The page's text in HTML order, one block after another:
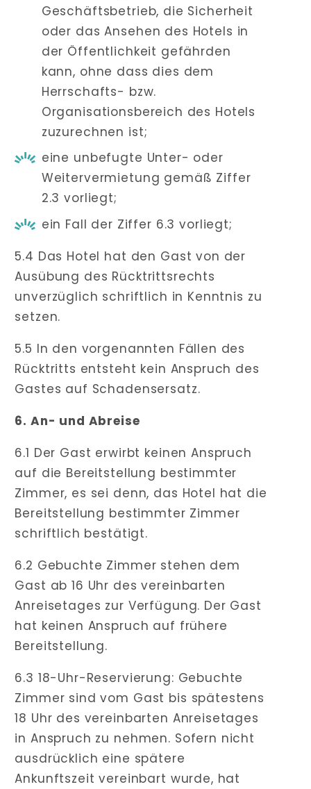
Geschäftsbetrieb, die Sicherheit
oder das Ansehen des Hotels in
der Öffentlichkeit gefährden
kann, ohne dass dies dem
Herrschafts- bzw.
Organisationsbereich des Hotels
zuzurechnen ist;
eine unbefugte Unter- oder
Weitervermietung gemäß Ziffer
2.3 vorliegt;
ein Fall der Ziffer 6.3 vorliegt;
5.4 Das Hotel hat den Gast von der
Ausübung des Rücktrittsrechts
unverzüglich schriftlich in Kenntnis zu
setzen.
5.5 In den vorgenannten Fällen des
Rücktritts entsteht kein Anspruch des
Gastes auf Schadensersatz.
6. An- und Abreise
6.1 Der Gast erwirbt keinen Anspruch
auf die Bereitstellung bestimmter
Zimmer, es sei denn, das Hotel hat die
Bereitstellung bestimmter Zimmer
schriftlich bestätigt.
6.2 Gebuchte Zimmer stehen dem
Gast ab 16 Uhr des vereinbarten
Anreisetages zur Verfügung. Der Gast
hat keinen Anspruch auf frühere
Bereitstellung.
6.3 18-Uhr-Reservierung: Gebuchte
Zimmer sind vom Gast bis spätestens
18 Uhr des vereinbarten Anreisetages
in Anspruch zu nehmen. Sofern nicht
ausdrücklich eine spätere
Ankunftszeit vereinbart wurde, hat